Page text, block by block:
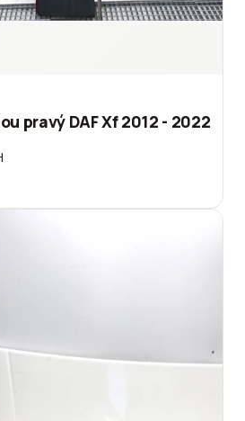
pravý DAF Xf 2012 - 2022